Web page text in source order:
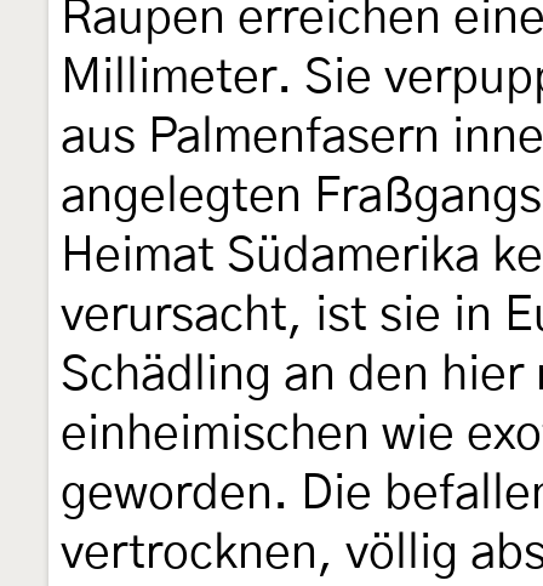
Raupen erreichen
Millimeter. Sie
aus Palmenfasern
angelegten
Heimat Südamerika
verursacht, ist sie in
Schädling an den
einheimischen wie
geworden. Die
vertrocknen, völlig